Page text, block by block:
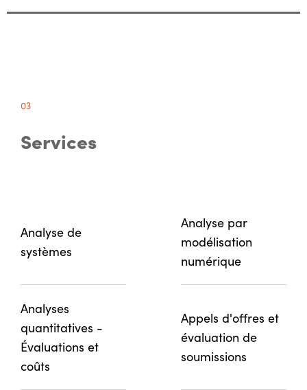
03
Services
Analyse de
systèmes
Analyse par
modélisation
numérique
Analyses
quantitatives -
Évaluations et
coûts
Appels d'offres et
évaluation de
soumissions